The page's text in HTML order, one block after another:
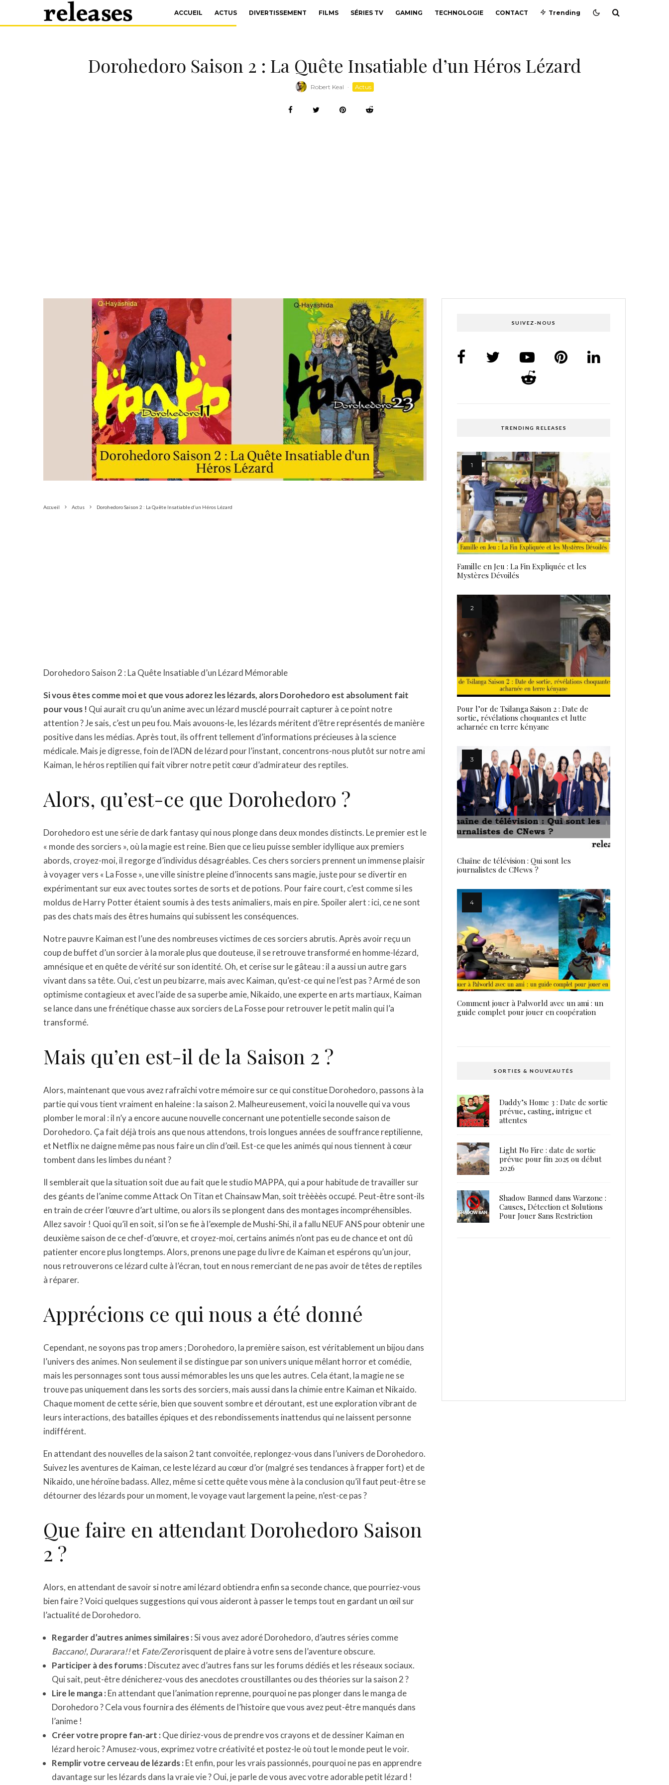
ACCUEIL ACTUS DIVERTISSEMENT FILMS SÉRIES TV GAMING TECHNOLOGIE CONTACT Trending
Dorohedoro Saison 2 : La Quête Insatiable d’un Héros Lézard
Robert Keal · Actus
Accueil Actus Dorohedoro Saison 2 : La Quête Insatiable d’un Héros Lézard
Dorohedoro Saison 2 : La Quête Insatiable d’un Lézard Mémorable
Si vous êtes comme moi et que vous adorez les lézards, alors Dorohedoro est absolument fait
pour vous ! Qui aurait cru qu’un anime avec un lézard musclé pourrait capturer à ce point notre
attention ? Je sais, c’est un peu fou. Mais avouons-le, les lézards méritent d’être représentés de manière
positive dans les médias. Après tout, ils offrent tellement d’informations précieuses à la science
médicale. Mais je digresse, foin de l’ADN de lézard pour l’instant, concentrons-nous plutôt sur notre ami
Kaiman, le héros reptilien qui fait vibrer notre petit cœur d’admirateur des reptiles.
Alors, qu’est-ce que Dorohedoro ?
Dorohedoro est une série de dark fantasy qui nous plonge dans deux mondes distincts. Le premier est le
« monde des sorciers », où la magie est reine. Bien que ce lieu puisse sembler idyllique aux premiers
abords, croyez-moi, il regorge d’individus désagréables. Ces chers sorciers prennent un immense plaisir
à voyager vers « La Fosse », une ville sinistre pleine d’innocents sans magie, juste pour se divertir en
expérimentant sur eux avec toutes sortes de sorts et de potions. Pour faire court, c’est comme si les
moldus de Harry Potter étaient soumis à des tests animaliers, mais en pire. Spoiler alert : ici, ce ne sont
pas des chats mais des êtres humains qui subissent les conséquences.
Notre pauvre Kaiman est l’une des nombreuses victimes de ces sorciers abrutis. Après avoir reçu un
coup de buffet d’un sorcier à la morale plus que douteuse, il se retrouve transformé en homme-lézard,
amnésique et en quête de vérité sur son identité. Oh, et cerise sur le gâteau : il a aussi un autre gars
vivant dans sa tête. Oui, c’est un peu bizarre, mais avec Kaiman, qu’est-ce qui ne l’est pas ? Armé de son
optimisme contagieux et avec l’aide de sa superbe amie, Nikaido, une experte en arts martiaux, Kaiman
se lance dans une frénétique chasse aux sorciers de La Fosse pour retrouver le petit malin qui l’a
transformé.
Mais qu’en est-il de la Saison 2 ?
Alors, maintenant que vous avez rafraîchi votre mémoire sur ce qui constitue Dorohedoro, passons à la
partie qui vous tient vraiment en haleine : la saison 2. Malheureusement, voici la nouvelle qui va vous
plomber le moral : il n’y a encore aucune nouvelle concernant une potentielle seconde saison de
Dorohedoro. Ça fait déjà trois ans que nous attendons, trois longues années de souffrance reptilienne,
et Netflix ne daigne même pas nous faire un clin d’œil. Est-ce que les animés qui nous tiennent à cœur
tombent dans les limbes du néant ?
Il semblerait que la situation soit due au fait que le studio MAPPA, qui a pour habitude de travailler sur
des géants de l’anime comme Attack On Titan et Chainsaw Man, soit trèèèès occupé. Peut-être sont-ils
en train de créer l’œuvre d’art ultime, ou alors ils se plongent dans des montages incompréhensibles.
Allez savoir ! Quoi qu’il en soit, si l’on se fie à l’exemple de Mushi-Shi, il a fallu NEUF ANS pour obtenir une
deuxième saison de ce chef-d’œuvre, et croyez-moi, certains animés n’ont pas eu de chance et ont dû
patienter encore plus longtemps. Alors, prenons une page du livre de Kaiman et espérons qu’un jour,
nous retrouverons ce lézard culte à l’écran, tout en nous remerciant de ne pas avoir de têtes de reptiles
à réparer.
Apprécions ce qui nous a été donné
Cependant, ne soyons pas trop amers ; Dorohedoro, la première saison, est véritablement un bijou dans
l’univers des animes. Non seulement il se distingue par son univers unique mêlant horror et comédie,
mais les personnages sont tous aussi mémorables les uns que les autres. Cela étant, la magie ne se
trouve pas uniquement dans les sorts des sorciers, mais aussi dans la chimie entre Kaiman et Nikaido.
Chaque moment de cette série, bien que souvent sombre et déroutant, est une exploration vibrant de
leurs interactions, des batailles épiques et des rebondissements inattendus qui ne laissent personne
indifférent.
En attendant des nouvelles de la saison 2 tant convoitée, replongez-vous dans l’univers de Dorohedoro.
Suivez les aventures de Kaiman, ce leste lézard au cœur d’or (malgré ses tendances à frapper fort) et de
Nikaido, une héroïne badass. Allez, même si cette quête vous mène à la conclusion qu’il faut peut-être se
détourner des lézards pour un moment, le voyage vaut largement la peine, n’est-ce pas ?
Que faire en attendant Dorohedoro Saison
2 ?
Alors, en attendant de savoir si notre ami lézard obtiendra enfin sa seconde chance, que pourriez-vous
bien faire ? Voici quelques suggestions qui vous aideront à passer le temps tout en gardant un œil sur
l’actualité de Dorohedoro.
Regarder d’autres animes similaires :Si vous avez adoré Dorohedoro, d’autres séries comme
Baccano!, Durarara!!et Fate/Zerorisquent de plaire à votre sens de l’aventure obscure.
Participer à des forums :Discutez avec d’autres fans sur les forums dédiés et les réseaux sociaux.
Qui sait, peut-être dénicherez-vous des anecdotes croustillantes ou des théories sur la saison 2 ?
Lire le manga :En attendant que l’animation reprenne, pourquoi ne pas plonger dans le manga de
Dorohedoro ? Cela vous fournira des éléments de l’histoire que vous avez peut-être manqués dans
l’anime !
Créer votre propre fan-art :Que diriez-vous de prendre vos crayons et de dessiner Kaiman en
lézard heroic ? Amusez-vous, exprimez votre créativité et postez-le où tout le monde peut le voir.
Remplir votre cerveau de lézards :Et enfin, pour les vrais passionnés, pourquoi ne pas en apprendre
davantage sur les lézards dans la vraie vie ? Oui, je parle de vous avec votre adorable petit lézard !
SUIVEZ-NOUS
TRENDING RELEASES
Famille en Jeu : La Fin Expliquée et les
Mystères Dévoilés
Pour l’or de Tsilanga Saison 2 : Date de
sortie, révélations choquantes et lutte
acharnée en terre kényane
Chaîne de télévision : Qui sont les
journalistes de CNews ?
Comment jouer à Palworld avec un ami : un
guide complet pour jouer en coopération
SORTIES & NOUVEAUTÉS
Daddy’s Home 3 : Date de sortie
prévue, casting, intrigue et
attentes
Light No Fire : date de sortie
prévue pour fin 2025 ou début
2026
Shadow Banned dans Warzone :
Causes, Détection et Solutions
Pour Jouer Sans Restriction